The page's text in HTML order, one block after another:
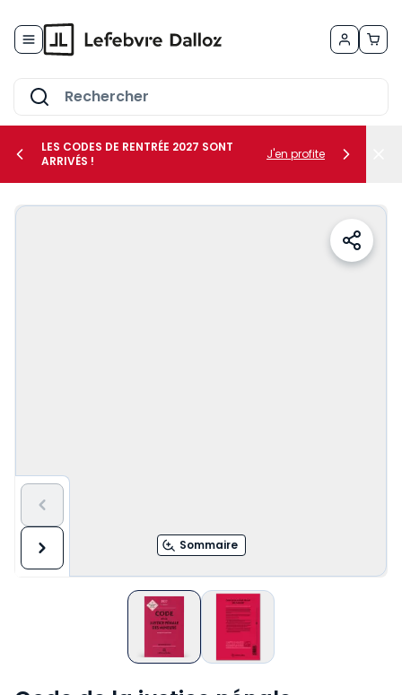
le sous-menu Vos métiers
LES CODES DE RENTRÉE 2027 SONT
ARRIVÉS !
J'en profite
Sommaire